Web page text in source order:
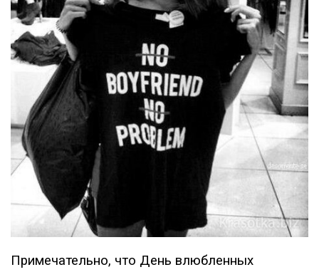
Примечательно, что День влюбленных